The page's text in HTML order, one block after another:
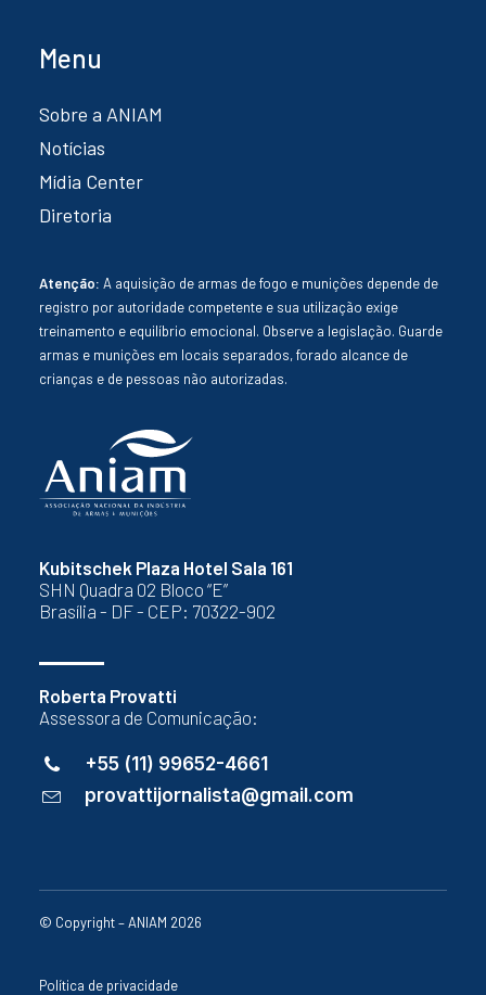
Kubitschek Plaza Hotel Sala 161
SHN Quadra 02 Bloco “E”
Brasília - DF - CEP: 70322-902
Roberta Provatti
Assessora de Comunicação:
+55 (11) 99652-4661
provattijornalista@gmail.com
Menu
Sobre a ANIAM
Notícias
Mídia Center
Diretoria
Atenção: A aquisição de armas de fogo e munições depende de
registro por autoridade competente e sua utilização exige
treinamento e equilíbrio emocional. Observe a legislação. Guarde
armas e munições em locais separados, forado alcance de
crianças e de pessoas não autorizadas.
© Copyright – ANIAM 2026
Política de privacidade